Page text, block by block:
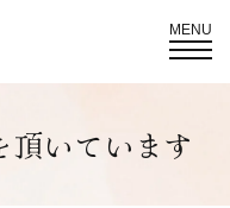
MENU
頂いています